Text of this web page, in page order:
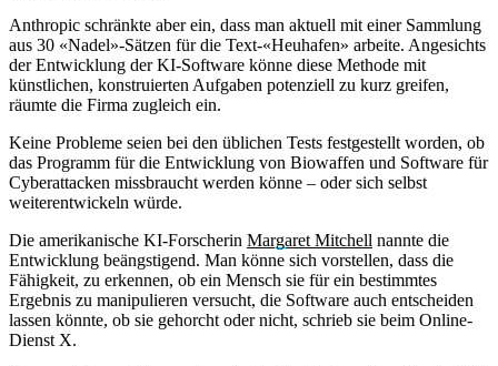
Anthropic schränkte aber ein, dass man aktuell mit einer Sammlung
aus 30 «Nadel»-Sätzen für die Text-«Heuhafen» arbeite. Angesichts
der Entwicklung der KI-Software könne diese Methode mit
künstlichen, konstruierten Aufgaben potenziell zu kurz greifen,
räumte die Firma zugleich ein.
Keine Probleme seien bei den üblichen Tests festgestellt worden, ob
das Programm für die Entwicklung von Biowaffen und Software für
Cyberattacken missbraucht werden könne – oder sich selbst
weiterentwickeln würde.
Die amerikanische KI-Forscherin Margaret Mitchell nannte die
Entwicklung beängstigend. Man könne sich vorstellen, dass die
Fähigkeit, zu erkennen, ob ein Mensch sie für ein bestimmtes
Ergebnis zu manipulieren versucht, die Software auch entscheiden
lassen könnte, ob sie gehorcht oder nicht, schrieb sie beim Online-
Dienst X.